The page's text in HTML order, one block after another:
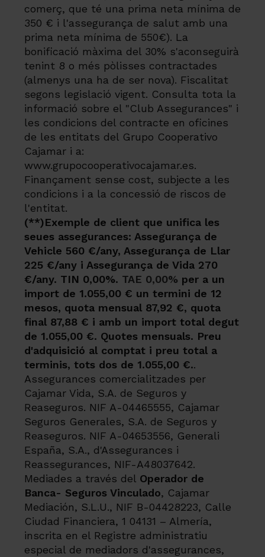
comerç, que té una prima neta mínima de
350 € i l'assegurança de salut amb una
prima neta mínima de 550€). La
bonificació màxima del 30% s'aconseguirà
tenint 8 o més pòlisses contractades
(almenys una ha de ser nova). Fiscalitat
segons legislació vigent. Consulta tota la
informació sobre el "Club Assegurances" i
les condicions del contracte en oficines
de les entitats del Grupo Cooperativo
Cajamar i a:
www.grupocooperativocajamar.es.
Finançament sense cost, subjecte a les
condicions i a la concessió de riscos de
l'entitat.
(**)Exemple de client que unifica les
seues assegurances: Assegurança de
Vehicle 560 €/any, Assegurança de Llar
225 €/any i Assegurança de Vida 270
€/any. TIN 0,00%. TAE 0,00% per a un
import de 1.055,00 € un termini de 12
mesos, quota mensual 87,92 €, quota
final 87,88 € i amb un import total degut
de 1.055,00 €. Quotes mensuals. Preu
d'adquisició al comptat i preu total a
terminis, tots dos de 1.055,00 €..
Assegurances comercialitzades per
Cajamar Vida, S.A. de Seguros y
Reaseguros. NIF A-04465555, Cajamar
Seguros Generales, S.A. de Seguros y
Reaseguros. NIF A-04653556, Generali
España, S.A., d'Assegurances i
Reassegurances, NIF-A48037642.
Mediades a través del Operador de
Banca- Seguros Vinculado, Cajamar
Mediación, S.L.U., NIF B-04428223, Calle
Ciudad Financiera, 1 04131 – Almería,
inscrita en el Registre administratiu
especial de mediadors d'assegurances,